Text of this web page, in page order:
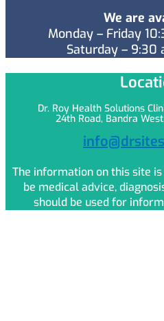
We are
Monday – Friday
Saturday – 9:30
Dr. Roy Health Solutions
24th Road, Bandra
The information on this site
be medical advice,
should be used for